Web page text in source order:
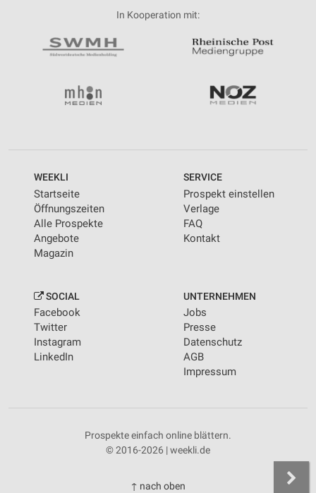
In Kooperation mit:
WEEKLI
Startseite
Öffnungszeiten
Alle Prospekte
Angebote
Magazin
SERVICE
Prospekt einstellen
Verlage
FAQ
Kontakt
SOCIAL
Facebook
Twitter
Instagram
LinkedIn
UNTERNEHMEN
Jobs
Presse
Datenschutz
AGB
Impressum
Prospekte einfach online blättern.
© 2016-2026 | weekli.de
↑ nach oben